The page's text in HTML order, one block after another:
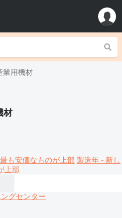
業用機材
材
最も安価なものが上部 製造年 - 新し
上部